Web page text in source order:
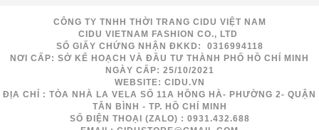
CÔNG TY TNHH THỜI TRANG CIDU VIỆT NAM
CIDU VIETNAM FASHION CO., LTD
SỐ GIẤY CHỨNG NHẬN ĐKKD: 0316994118
NƠI CẤP: SỞ KẾ HOẠCH VÀ ĐẦU TƯ THÀNH PHỐ HỒ CHÍ MINH
NGÀY CẤP: 25/10/2021
WEBSITE: CIDU.VN
ĐỊA CHỈ : TÒA NHÀ LA VELA SỐ 11A HỒNG HÀ- PHƯỜNG 2- QUẬN
TÂN BÌNH - TP. HỒ CHÍ MINH
SỐ ĐIỆN THOẠI (ZALO) : 0931.432.688